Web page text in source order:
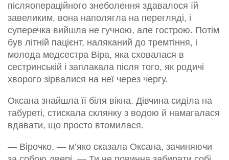
післяопераційного знеболення здавалося їй
завеликим, вона наполягла на перегляді, і
суперечка вийшла не гучною, але гострою. Потім
був літній пацієнт, наляканий до тремтіння, і
молода медсестра Віра, яка сховалася в
сестринській і заплакала після того, як родичі
хворого зірвалися на неї через чергу.
Оксана знайшла її біля вікна. Дівчина сиділа на
табуреті, стискала склянку з водою й намагалася
вдавати, що просто втомилася.
— Вірочко, — м’яко сказала Оксана, зачиняючи